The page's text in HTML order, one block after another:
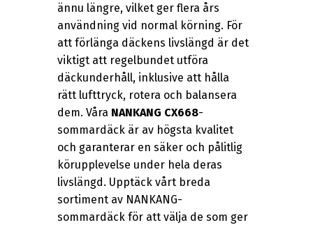
ännu längre, vilket ger flera års
användning vid normal körning. För
att förlänga däckens livslängd är det
viktigt att regelbundet utföra
däckunderhåll, inklusive att hålla
rätt lufttryck, rotera och balansera
dem. Våra NANKANG CX668-
sommardäck är av högsta kvalitet
och garanterar en säker och pålitlig
körupplevelse under hela deras
livslängd. Upptäck vårt breda
sortiment av NANKANG-
sommardäck för att välja de som ger